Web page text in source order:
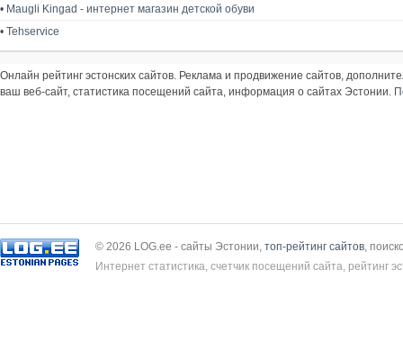
• Maugli Kingad - интернет магазин детской обуви
• Tehservice
Онлайн рейтинг эстонских сайтов. Реклама и продвижение сайтов,
ваш веб-сайт, статистика посещений сайта, информация о сайтах Эстонии.
© 2026 LOG.ee - сайты Эстонии, топ-рейтинг сайтов ,
Интернет статистика, счетчик посещений сайта, рейтинг